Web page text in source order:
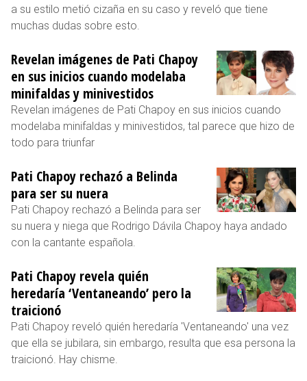
a su estilo metió cizaña en su caso y reveló que tiene
muchas dudas sobre esto.
Revelan imágenes de Pati Chapoy
en sus inicios cuando modelaba
minifaldas y minivestidos
Revelan imágenes de Pati Chapoy en sus inicios cuando
modelaba minifaldas y minivestidos, tal parece que hizo de
todo para triunfar
Pati Chapoy rechazó a Belinda
para ser su nuera
Pati Chapoy rechazó a Belinda para ser
su nuera y niega que Rodrigo Dávila Chapoy haya andado
con la cantante española.
Pati Chapoy revela quién
heredaría ‘Ventaneando’ pero la
traicionó
Pati Chapoy reveló quién heredaría 'Ventaneando' una vez
que ella se jubilara, sin embargo, resulta que esa persona la
traicionó. Hay chisme.